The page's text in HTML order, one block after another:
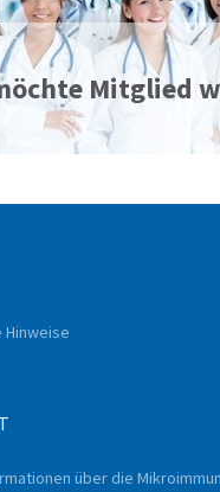
Mitglied
über die